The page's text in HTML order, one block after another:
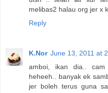
melibas2 halau org jer x
Reply
K.Nor June 13, 2011 at
amboi, ikan dia.. cam
heheeh.. banyak ek
jer boleh terus guna